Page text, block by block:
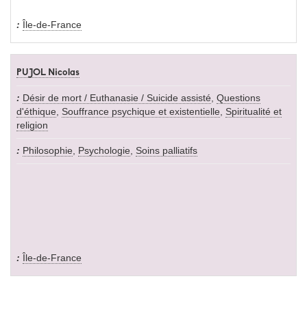
Île-de-France
PUJOL Nicolas
Désir de mort / Euthanasie / Suicide assisté Questions
d'éthique
Souffrance psychique et existentielle
Spiritualité et
religion
Philosophie Psychologie Soins palliatifs
Île-de-France